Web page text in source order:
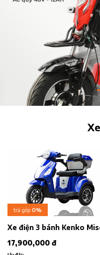
trả góp 0%
Xe điện 3 bánh Kenko
17,900,000 đ